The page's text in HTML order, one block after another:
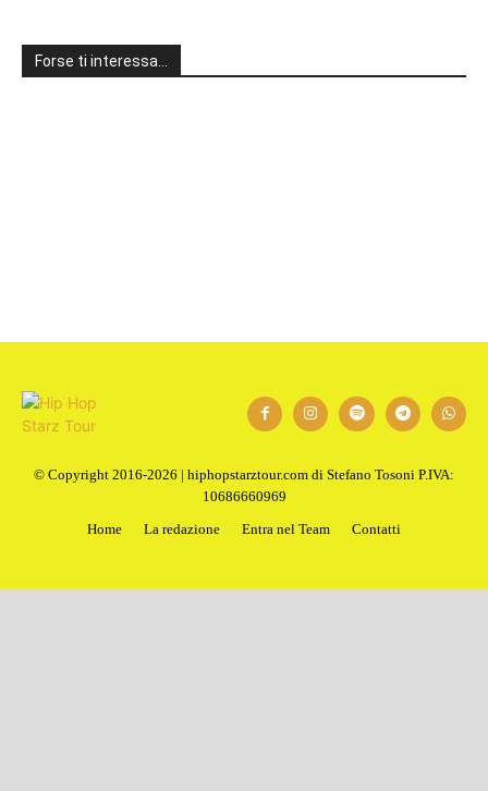
Forse ti interessa…
1
© Copyright 2016-2026 | hiphopstarztour.com di Stefano Tosoni P.IVA:
10686660969
Home
La redazione Entra nel Team Contatti